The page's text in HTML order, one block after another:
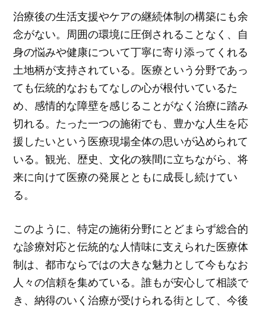
治療後の生活支援やケアの継続体制の構築にも余
念がない。周囲の環境に圧倒されることなく、自
身の悩みや健康について丁寧に寄り添ってくれる
土地柄が支持されている。医療という分野であっ
ても伝統的なおもてなしの心が根付いているた
め、感情的な障壁を感じることがなく治療に踏み
切れる。たった一つの施術でも、豊かな人生を応
援したいという医療現場全体の思いが込められて
いる。観光、歴史、文化の狭間に立ちながら、将
来に向けて医療の発展とともに成長し続けてい
る。
このように、特定の施術分野にとどまらず総合的
な診療対応と伝統的な人情味に支えられた医療体
制は、都市ならではの大きな魅力として今もなお
人々の信頼を集めている。誰もが安心して相談で
き、納得のいく治療が受けられる街として、今後